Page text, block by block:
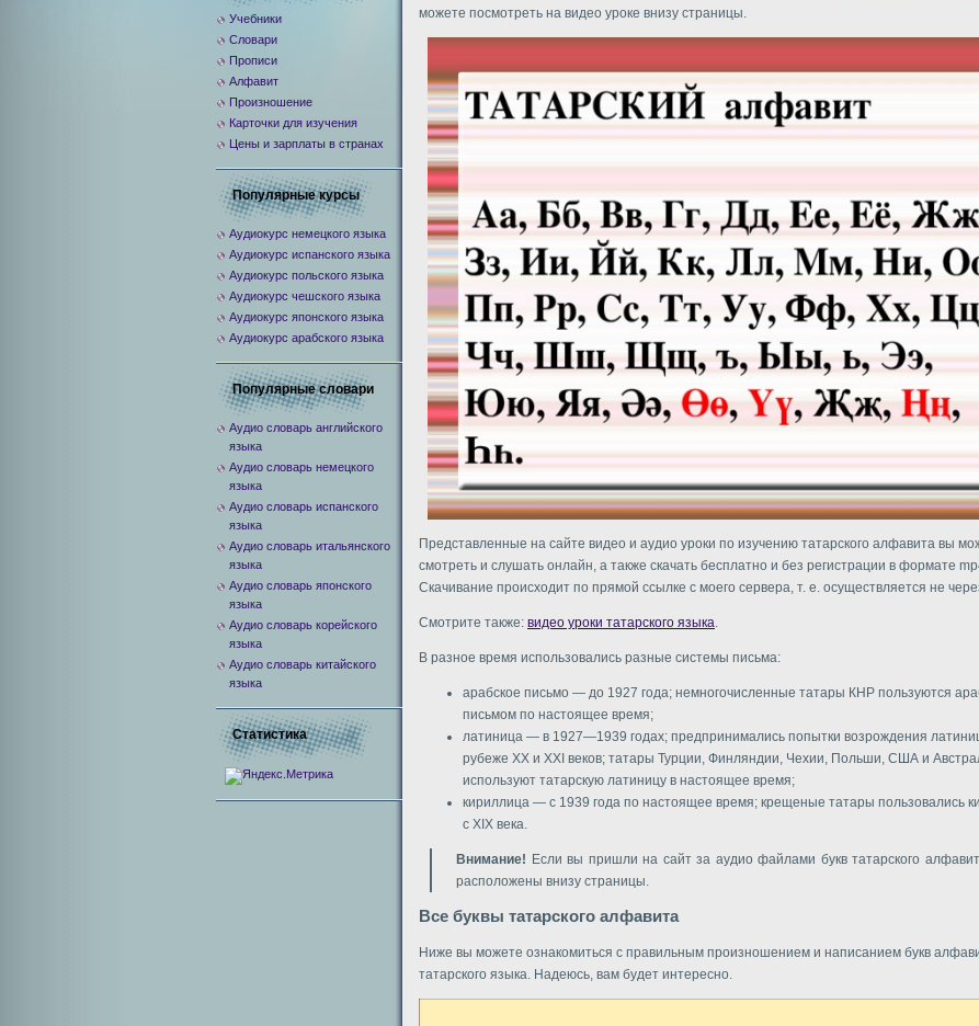
можете посмотреть на видео уроке внизу страницы.
Представленные на сайте видео и аудио уроки по изучению татарского алфавита вы
смотреть и слушать онлайн, а также скачать бесплатно и без регистрации в формате
Скачивание происходит по прямой ссылке с моего сервера, т. е. осуществляется не
Смотрите также: видео уроки татарского языка.
В разное время использовались разные системы письма:
арабское письмо — до 1927 года; немногочисленные татары КНР пользуются
письмом по настоящее время;
латиница — в 1927—1939 годах; предпринимались попытки возрождения
рубеже XX и XXI веков; татары Турции, Финляндии, Чехии, Польши, США и
используют татарскую латиницу в настоящее время;
кириллица — с 1939 года по настоящее время; крещеные татары пользовались
с XIX века.
Внимание! Если вы пришли на сайт за аудио файлами букв татарского
расположены внизу страницы.
Все буквы татарского алфавита
Ниже вы можете ознакомиться с правильным произношением и написанием букв
татарского языка. Надеюсь, вам будет интересно.
Учебники
Словари
Прописи
Алфавит
Произношение
Карточки для изучения
Цены и зарплаты в странах
Популярные курсы
Аудиокурс немецкого языка
Аудиокурс испанского языка
Аудиокурс польского языка
Аудиокурс чешского языка
Аудиокурс японского языка
Аудиокурс арабского языка
Популярные словари
Аудио словарь английского
языка
Аудио словарь немецкого
языка
Аудио словарь испанского
языка
Аудио словарь итальянского
языка
Аудио словарь японского
языка
Аудио словарь корейского
языка
Аудио словарь китайского
языка
Статистика